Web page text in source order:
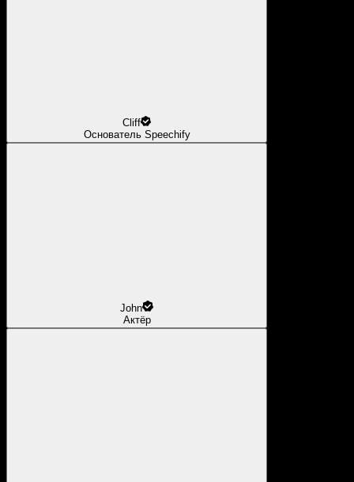
Cliff
Основатель Speechify
John
Актёр